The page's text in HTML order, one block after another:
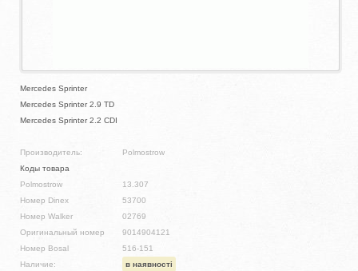
Mercedes Sprinter
Mercedes Sprinter 2.9 TD
Mercedes Sprinter 2.2 CDI
Производитель:
Polmostrow
Коды товара
Polmostrow
13.307
Номер Dinex
53700
Номер Walker
02769
Оригинальный номер
9014904121
Номер Bosal
516-151
Наличие:
в наявності